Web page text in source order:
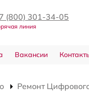
(800) 301-34-05
линия
Вакансии
Ремонт